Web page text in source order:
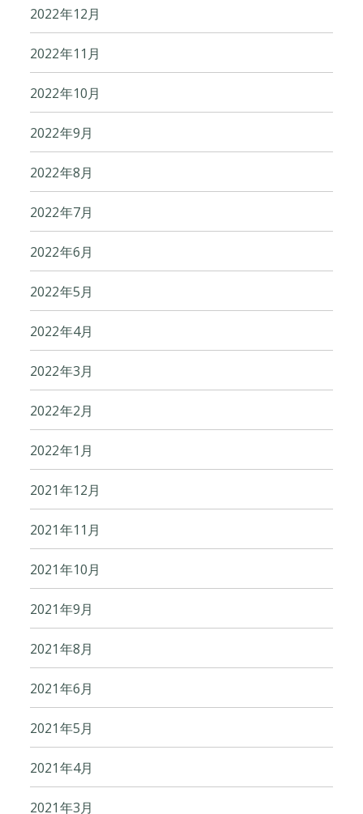
2022年12月
2022年11月
2022年10月
2022年9月
2022年8月
2022年7月
2022年6月
2022年5月
2022年4月
2022年3月
2022年2月
2022年1月
2021年12月
2021年11月
2021年10月
2021年9月
2021年8月
2021年6月
2021年5月
2021年4月
2021年3月